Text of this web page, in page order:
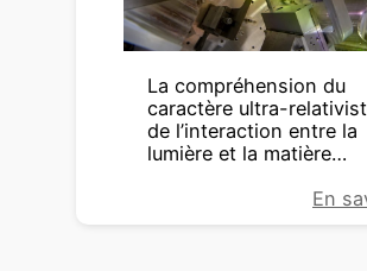
La compréhension du
caractère ultra-
de l’interaction entre la
lumière et la matière…
En